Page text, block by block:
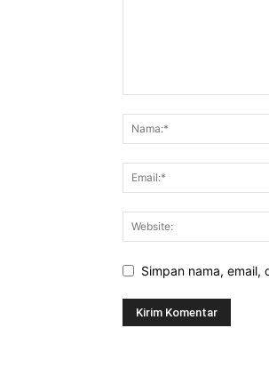
Simpan nama, email,